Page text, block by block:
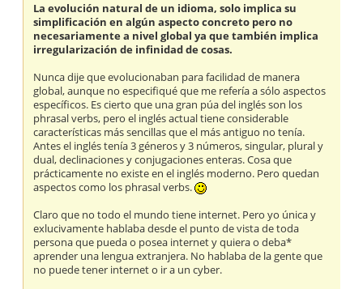
La evolución natural de un idioma, solo implica su
simplificación en algún aspecto concreto pero no
necesariamente a nivel global ya que también implica
irregularización de infinidad de cosas.
Nunca dije que evolucionaban para facilidad de manera
global, aunque no especifiqué que me refería a sólo aspectos
específicos. Es cierto que una gran púa del inglés son los
phrasal verbs, pero el inglés actual tiene considerable
características más sencillas que el más antiguo no tenía.
Antes el inglés tenía 3 géneros y 3 números, singular, plural y
dual, declinaciones y conjugaciones enteras. Cosa que
prácticamente no existe en el inglés moderno. Pero quedan
aspectos como los phrasal verbs.
Claro que no todo el mundo tiene internet. Pero yo única y
exlucivamente hablaba desde el punto de vista de toda
persona que pueda o posea internet y quiera o deba*
aprender una lengua extranjera. No hablaba de la gente que
no puede tener internet o ir a un cyber.